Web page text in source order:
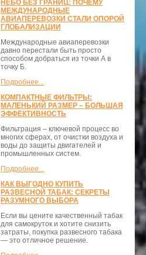
НЕБО БЕЗ ГРАНИЦ: ПОЧЕМУ
МЕЖДУНАРОДНЫЕ
АВИАПЕРЕВОЗКИ СТАЛИ ОПОРОЙ
ГЛОБАЛИЗАЦИИ
Международные авиаперевозки
давно перестали быть просто
способом добраться из точки А в
точку Б.
Подробнее...
КОМПАКТНЫЕ ФИЛЬТРЫ:
МАЛЕНЬКИЙ РАЗМЕР – БОЛЬШАЯ
ЭФФЕКТИВНОСТЬ
Фильтрация – ключевой процесс во
многих сферах, от очистки воздуха и
воды до защиты двигателей и
промышленных систем.
Подробнее...
КАК ВЫГОДНО КУПИТЬ
РАЗВЕСНОЙ ТАБАК: СЕКРЕТЫ
РАЗУМНОГО ВЫБОРА
Если вы цените качественный табак
для самокруток и хотите снизить
затраты, покупка развесного табака
— это отличное решение.